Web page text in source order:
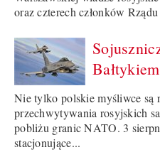
oraz czterech członków
Bałtykiem
Nie tylko polskie myśliwce są
przechwytywania rosyjskich
pobliżu granic NATO. 3
stacjonujące...